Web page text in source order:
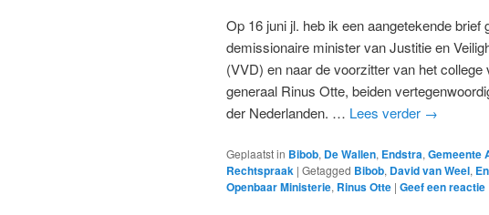
Op 16 juni jl. heb ik een aangetekende brief
demissionaire minister van Justitie en
(VVD) en naar de voorzitter van het
generaal Rinus Otte, beiden
der Nederlanden. … Lees verder →
Geplaatst in Bibob, De Wallen, Endstra, Gemeente
Rechtspraak | Getagged Bibob, David van Weel,
Openbaar Ministerie, Rinus Otte | Geef een reactie